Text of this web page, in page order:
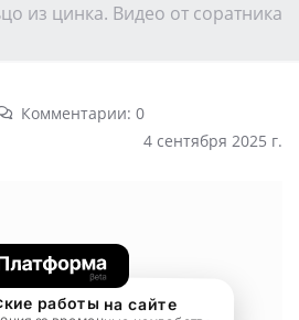
из цинка. Видео от соратника
Комментарии: 0
4 сентября 2025 г.